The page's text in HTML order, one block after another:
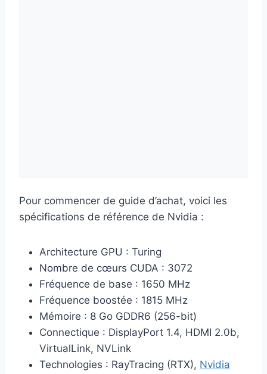
Pour commencer de guide d’achat, voici les
spécifications de référence de Nvidia :
Architecture GPU : Turing
Nombre de cœurs CUDA : 3072
Fréquence de base : 1650 MHz
Fréquence boostée : 1815 MHz
Mémoire : 8 Go GDDR6 (256-bit)
Connectique : DisplayPort 1.4, HDMI 2.0b,
VirtualLink, NVLink
Technologies : RayTracing (RTX), Nvidia